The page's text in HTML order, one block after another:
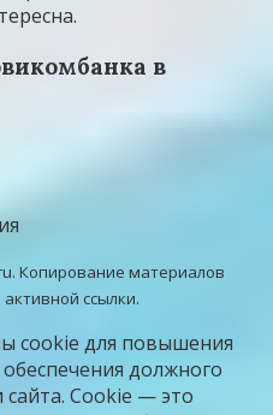
в
Копирование материалов
ссылки.
cookie для повышения
должного
сайта. Cookie — это